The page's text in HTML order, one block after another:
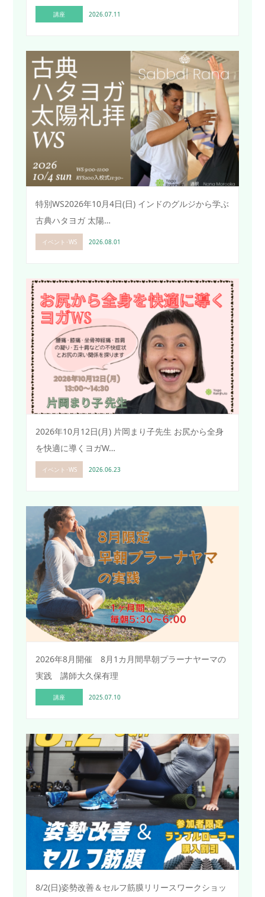
講座 2026.07.11
特別WS2026年10月4日(日) インドのグルジから学ぶ
古典ハタヨガ 太陽…
イベント･WS 2026.08.01
2026年10月12日(月) 片岡まり子先生 お尻から全身
を快適に導くヨガW…
イベント･WS 2026.06.23
2026年8月開催 8月1カ月間早朝プラーナヤーマの
実践 講師大久保有理
講座 2025.07.10
8/2(日)姿勢改善＆セルフ筋膜リリースワークショッ